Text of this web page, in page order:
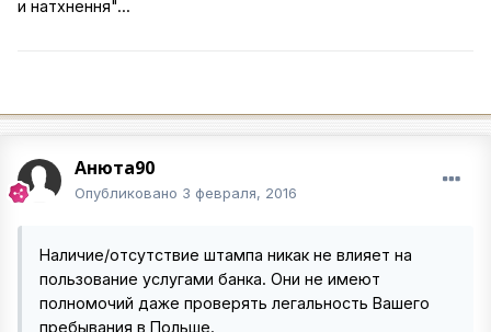
и натхнення"...
Анюта90
Опубликовано 3 февраля, 2016
Наличие/отсутствие штампа никак не влияет на
пользование услугами банка. Они не имеют
полномочий даже проверять легальность Вашего
пребывания в Польше.